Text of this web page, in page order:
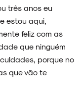
três anos eu
estou aqui,
feliz com as
que ninguém
porque no
que vão te